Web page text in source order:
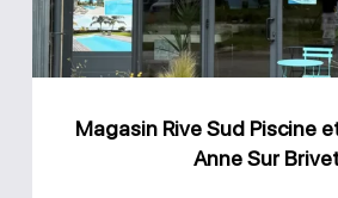
Spa
Sainte-
Sur
Magasin Rive Sud Piscine
Anne Sur